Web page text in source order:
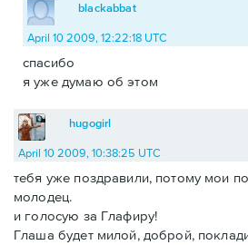
blackabbat
April 10 2009, 12:22:18 UTC
спасибо
я уже думаю об этом
hugogirl
April 10 2009, 10:38:25 UTC
тебя уже поздравили, потому мои
молодец.
и голосую за Глафиру!
Глаша будет милой, доброй,